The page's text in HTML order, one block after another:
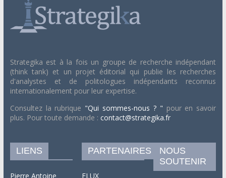
Strategika est à la fois un groupe de recherche indépendant
(think tank) et un projet éditorial qui publie les recherches
d'analystes et de politologues indépendants reconnus
internationalement pour leur expertise.
Consultez la rubrique "Qui sommes-nous ? " pour en savoir
plus. Pour toute demande : contact@strategika.fr
LIENS
Pierre Antoine
PARTENAIRES
FLUX
NOUS
SOUTENIR